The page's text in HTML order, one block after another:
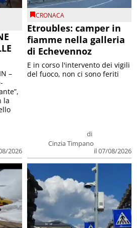
2026
–
la
CRONACA
Etroubles: camper in
fiamme nella galleria
di Echevennoz
di
Cinzia Timpano
il 07/08/2026
E in corso l'intervento dei vigili
del fuoco, non ci sono feriti